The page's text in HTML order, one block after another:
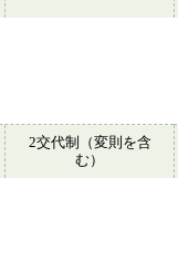
2交代制（変則を含
む）